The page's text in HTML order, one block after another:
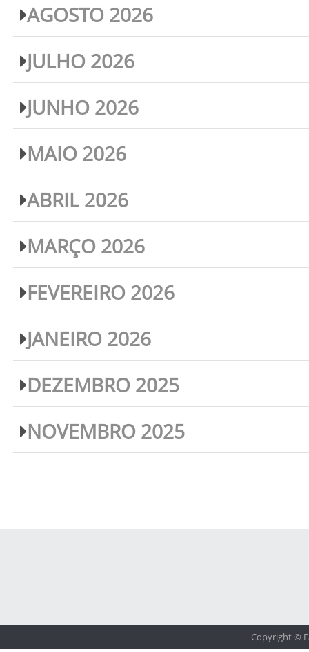
AGOSTO 2026
JULHO 2026
JUNHO 2026
MAIO 2026
ABRIL 2026
MARÇO 2026
FEVEREIRO 2026
JANEIRO 2026
DEZEMBRO 2025
NOVEMBRO 2025
Copyright ©